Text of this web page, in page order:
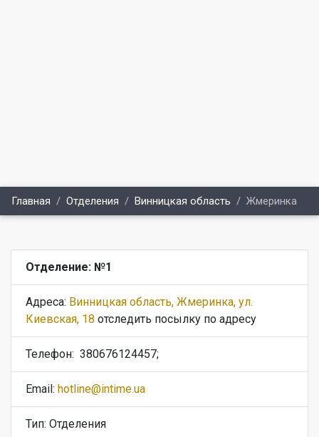
Главная Отделения Винницкая область Жмеринка
Отделение: №1
Адреса: Винницкая область, Жмеринка, ул.
Киевская, 18 отследить посылку по адресу
Телефон: 380676124457;
Email: hotline@intime.ua
Тип: Отделения